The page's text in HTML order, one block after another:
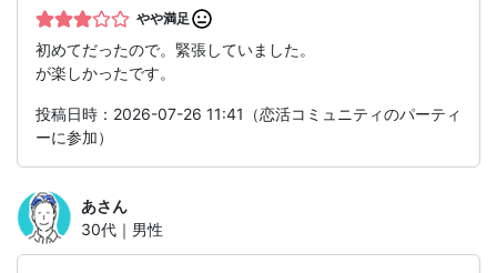
やや満足
初めてだったので。緊張していました。
が楽しかったです。
投稿日時：2026-07-26 11:41（恋活コミュニティのパーティ
ーに参加）
あさん
30代｜男性